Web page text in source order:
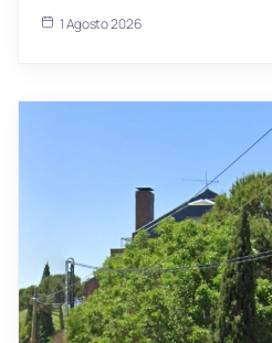
1 Agosto 2026